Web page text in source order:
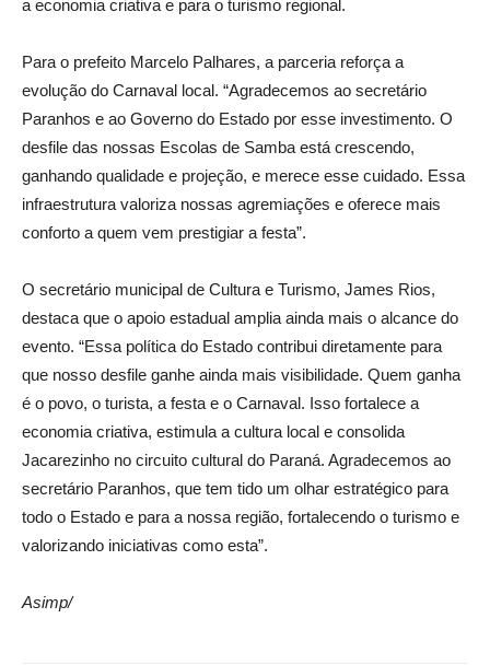
a economia criativa e para o turismo regional.
Para o prefeito Marcelo Palhares, a parceria reforça a
evolução do Carnaval local. “Agradecemos ao secretário
Paranhos e ao Governo do Estado por esse investimento. O
desfile das nossas Escolas de Samba está crescendo,
ganhando qualidade e projeção, e merece esse cuidado. Essa
infraestrutura valoriza nossas agremiações e oferece mais
conforto a quem vem prestigiar a festa”.
O secretário municipal de Cultura e Turismo, James Rios,
destaca que o apoio estadual amplia ainda mais o alcance do
evento. “Essa política do Estado contribui diretamente para
que nosso desfile ganhe ainda mais visibilidade. Quem ganha
é o povo, o turista, a festa e o Carnaval. Isso fortalece a
economia criativa, estimula a cultura local e consolida
Jacarezinho no circuito cultural do Paraná. Agradecemos ao
secretário Paranhos, que tem tido um olhar estratégico para
todo o Estado e para a nossa região, fortalecendo o turismo e
valorizando iniciativas como esta”.
Asimp/